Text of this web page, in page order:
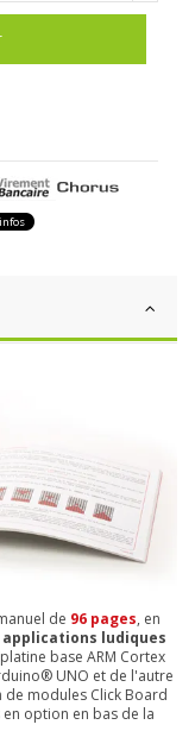
infos
de 96 pages, en
applications ludiques
base ARM Cortex
UNO et de l'autre
modules Click Board
option en bas de la